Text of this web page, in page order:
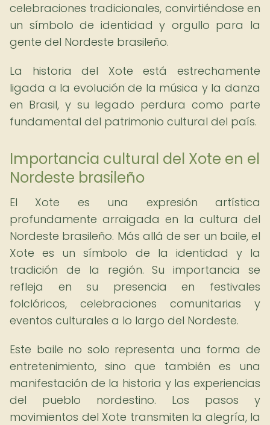
celebraciones tradicionales, convirtiéndose en
un símbolo de identidad y orgullo para la
gente del Nordeste brasileño.
La historia del Xote está estrechamente
ligada a la evolución de la música y la danza
en Brasil, y su legado perdura como parte
fundamental del patrimonio cultural del país.
Importancia cultural del Xote en el
Nordeste brasileño
El Xote es una expresión artística
profundamente arraigada en la cultura del
Nordeste brasileño. Más allá de ser un baile, el
Xote es un símbolo de la identidad y la
tradición de la región. Su importancia se
refleja en su presencia en festivales
folclóricos, celebraciones comunitarias y
eventos culturales a lo largo del Nordeste.
Este baile no solo representa una forma de
entretenimiento, sino que también es una
manifestación de la historia y las experiencias
del pueblo nordestino. Los pasos y
movimientos del Xote transmiten la alegría, la